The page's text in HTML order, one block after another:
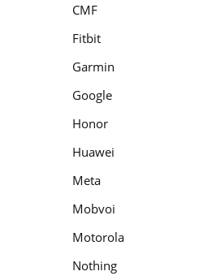
CMF
Fitbit
Garmin
Google
Honor
Huawei
Meta
Mobvoi
Motorola
Nothing